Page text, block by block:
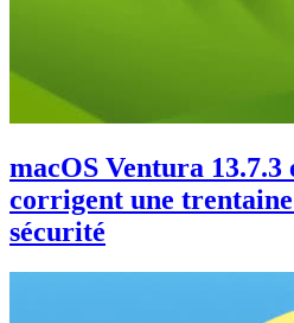
macOS Ventura 13.7.3
corrigent une
sécurité